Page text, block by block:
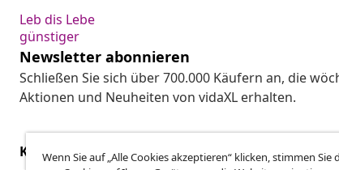
Leb dis Lebe
günstiger
Newsletter abonnieren
Schließen Sie sich über 700.000 Käufern an, die
Aktionen und Neuheiten von vidaXL erhalten.
Kundenservice
Business
Wenn Sie auf „Alle Cookies akzeptieren“ klicken, stimmen Sie